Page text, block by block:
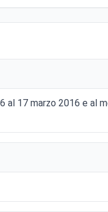
al 17 marzo 2016 e al